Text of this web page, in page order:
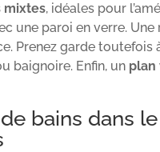
mixtes, idéales pour
une paroi en verre.
Prenez garde toutefois
baignoire. Enfin, un plan
bains dans